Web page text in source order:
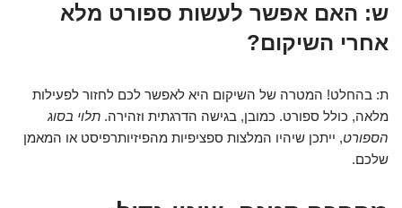
ש: האם אפשר לעשות ספורט מלא
אחרי השיקום?
ת: בהחלט! המטרה של השיקום היא לאפשר לכם לחזור לפעילות
מלאה, כולל ספורט. כמובן, בגישה הדרגתית וזהירה. תלוי בסוג
הספורט, ייתכן שיהיו המלצות ספציפיות מהפיזיותרפיסט או המאמן
שלכם.